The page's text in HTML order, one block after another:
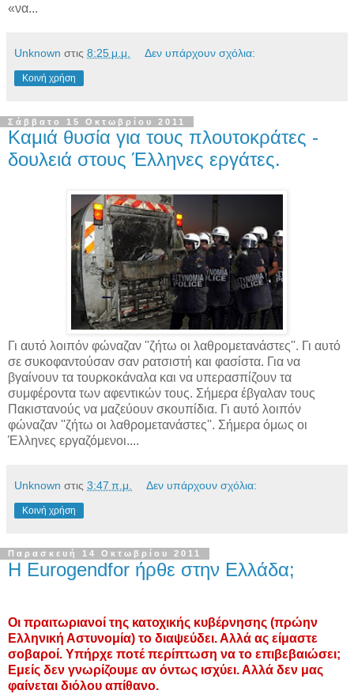
«να...
Unknown στις 8:25 μ.μ. Δεν υπάρχουν σχόλια:
Κοινή χρήση
Σάββατο 15 Οκτωβρίου 2011
Καμιά θυσία για τους πλουτοκράτες -
δουλειά στους Έλληνες εργάτες.
Γι αυτό λοιπόν φώναζαν ''ζήτω οι λαθρομετανάστες''. Γι αυτό
σε συκοφαντούσαν σαν ρατσιστή και φασίστα. Για να
βγαίνουν τα τουρκοκάναλα και να υπερασπίζουν τα
συμφέροντα των αφεντικών τους. Σήμερα έβγαλαν τους
Πακιστανούς να μαζεύουν σκουπίδια. Γι αυτό λοιπόν
φώναζαν ''ζήτω οι λαθρομετανάστες''. Σήμερα όμως οι
Έλληνες εργαζόμενοι....
Unknown στις 3:47 π.μ. Δεν υπάρχουν σχόλια:
Κοινή χρήση
Παρασκευή 14 Οκτωβρίου 2011
Η Eurogendfor ήρθε στην Ελλάδα;
Οι πραιτωριανοί της κατοχικής κυβέρνησης (πρώην
Ελληνική Αστυνομία) το διαψεύδει. Αλλά ας είμαστε
σοβαροί. Υπήρχε ποτέ περίπτωση να το επιβεβαιώσει;
Εμείς δεν γνωρίζουμε αν όντως ισχύει. Αλλά δεν μας
φαίνεται διόλου απίθανο.